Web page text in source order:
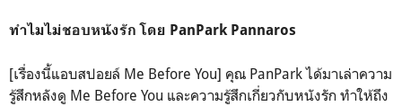
ทำไมไม่ชอบหนังรัก โดย PanPark Pannaros
[เรื่องนี้แอบสปอยล์ Me Before You] คุณ PanPark ได้มาเล่าความ
รู้สึกหลังดู Me Before You และความรู้สึกเกี่ยวกับหนังรัก ทำให้ถึง